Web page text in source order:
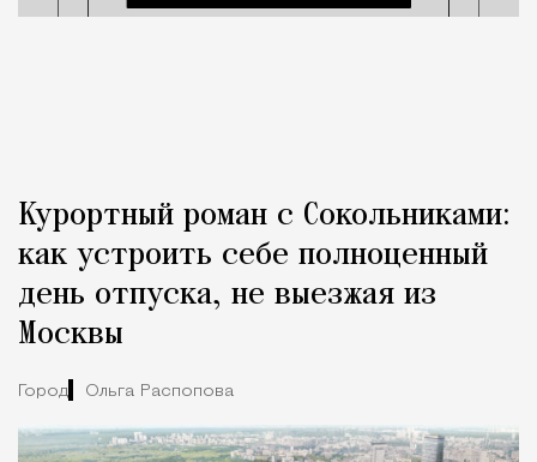
Курортный роман с Сокольниками:
как устроить себе полноценный
день отпуска, не выезжая из
Москвы
Город Ольга Распопова